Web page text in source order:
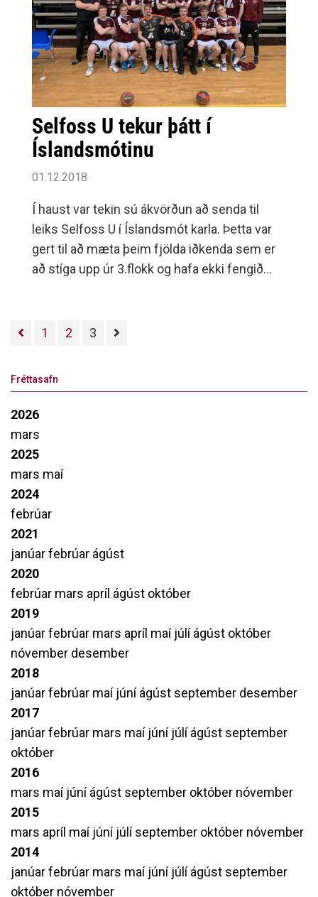
Selfoss U tekur þátt í
Íslandsmótinu
01.12.2018
Í haust var tekin sú ákvörðun að senda til
leiks Selfoss U í Íslandsmót karla. Þetta var
gert til að mæta þeim fjölda iðkenda sem er
að stíga upp úr 3.flokk og hafa ekki fengið
1 2 3
Fréttasafn
2026
mars
2025
mars maí
2024
febrúar
2021
janúarfebrúar ágúst
2020
febrúar mars apríl ágúst október
2019
janúarfebrúar mars apríl maí júlíágúst október
nóvember desember
2018
janúarfebrúar maí júníágúst september desember
2017
janúarfebrúar mars maí júní júlíágúst september
október
2016
mars maí júníágúst september október nóvember
2015
mars apríl maí júní júlíseptember október nóvember
2014
janúarfebrúar mars maí júní júlíágúst september
október nóvember